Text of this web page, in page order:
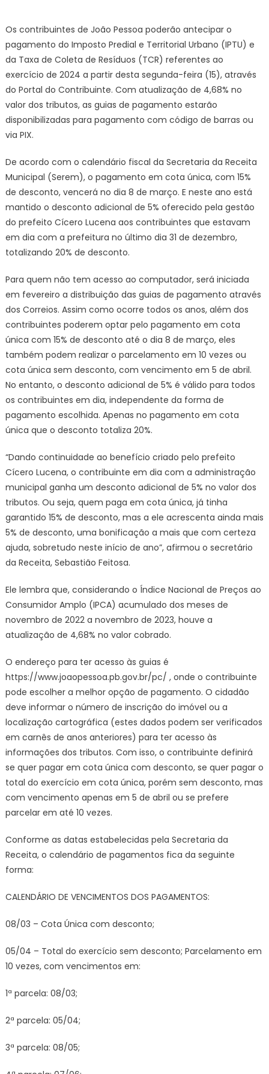
Pessoa
IPTU
a
partir
de
e
garantir
a
20%
Os contribuintes de João Pessoa poderão antecipar o
pagamento do Imposto Predial e Territorial Urbano (IPTU) e
da Taxa de Coleta de Resíduos (TCR) referentes ao
exercício de 2024 a partir desta segunda-feira (15), através
do Portal do Contribuinte. Com atualização de 4,68% no
valor dos tributos, as guias de pagamento estarão
disponibilizadas para pagamento com código de barras ou
via PIX.
De acordo com o calendário fiscal da Secretaria da Receita
Municipal (Serem), o pagamento em cota única, com 15%
de desconto, vencerá no dia 8 de março. E neste ano está
mantido o desconto adicional de 5% oferecido pela gestão
do prefeito Cícero Lucena aos contribuintes que estavam
em dia com a prefeitura no último dia 31 de dezembro,
totalizando 20% de desconto.
Para quem não tem acesso ao computador, será iniciada
em fevereiro a distribuição das guias de pagamento através
dos Correios. Assim como ocorre todos os anos, além dos
contribuintes poderem optar pelo pagamento em cota
única com 15% de desconto até o dia 8 de março, eles
também podem realizar o parcelamento em 10 vezes ou
cota única sem desconto, com vencimento em 5 de abril.
No entanto, o desconto adicional de 5% é válido para todos
os contribuintes em dia, independente da forma de
pagamento escolhida. Apenas no pagamento em cota
única que o desconto totaliza 20%.
“Dando continuidade ao benefício criado pelo prefeito
Cícero Lucena, o contribuinte em dia com a administração
municipal ganha um desconto adicional de 5% no valor dos
tributos. Ou seja, quem paga em cota única, já tinha
garantido 15% de desconto, mas a ele acrescenta ainda mais
5% de desconto, uma bonificação a mais que com certeza
ajuda, sobretudo neste início de ano”, afirmou o secretário
da Receita, Sebastião Feitosa.
Ele lembra que, considerando o Índice Nacional de Preços ao
Consumidor Amplo (IPCA) acumulado dos meses de
novembro de 2022 a novembro de 2023, houve a
atualização de 4,68% no valor cobrado.
O endereço para ter acesso às guias é
https://www.joaopessoa.pb.gov.br/pc/ , onde o contribuinte
pode escolher a melhor opção de pagamento. O cidadão
deve informar o número de inscrição do imóvel ou a
localização cartográfica (estes dados podem ser verificados
em carnês de anos anteriores) para ter acesso às
informações dos tributos. Com isso, o contribuinte definirá
se quer pagar em cota única com desconto, se quer pagar o
total do exercício em cota única, porém sem desconto, mas
com vencimento apenas em 5 de abril ou se prefere
parcelar em até 10 vezes.
Conforme as datas estabelecidas pela Secretaria da
Receita, o calendário de pagamentos fica da seguinte
forma:
CALENDÁRIO DE VENCIMENTOS DOS PAGAMENTOS:
08/03 – Cota Única com desconto;
05/04 – Total do exercício sem desconto; Parcelamento em
10 vezes, com vencimentos em:
1ª parcela: 08/03;
2ª parcela: 05/04;
3ª parcela: 08/05;